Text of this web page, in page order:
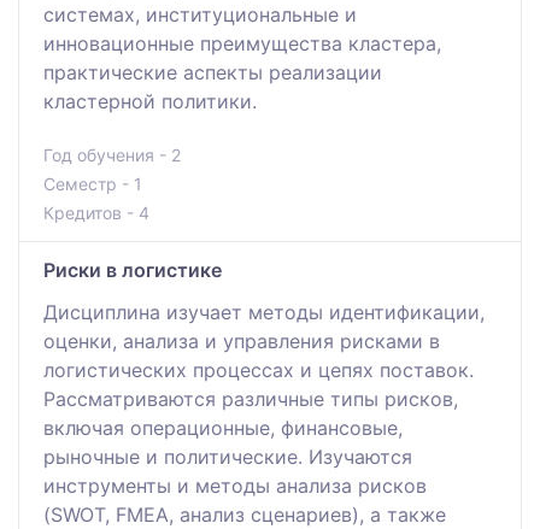
системах, институциональные и
инновационные преимущества кластера,
практические аспекты реализации
кластерной политики.
Год обучения - 2
Семестр - 1
Кредитов - 4
Риски в логистике
Дисциплина изучает методы идентификации,
оценки, анализа и управления рисками в
логистических процессах и цепях поставок.
Рассматриваются различные типы рисков,
включая операционные, финансовые,
рыночные и политические. Изучаются
инструменты и методы анализа рисков
(SWOT, FMEA, анализ сценариев), а также